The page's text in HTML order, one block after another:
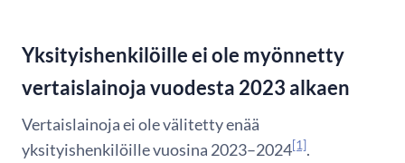
Yksityishenkilöille ei ole myönnetty
vertaislainoja vuodesta 2023 alkaen
Vertaislainoja ei ole välitetty enää
yksityishenkilöille vuosina 2023–2024[1].